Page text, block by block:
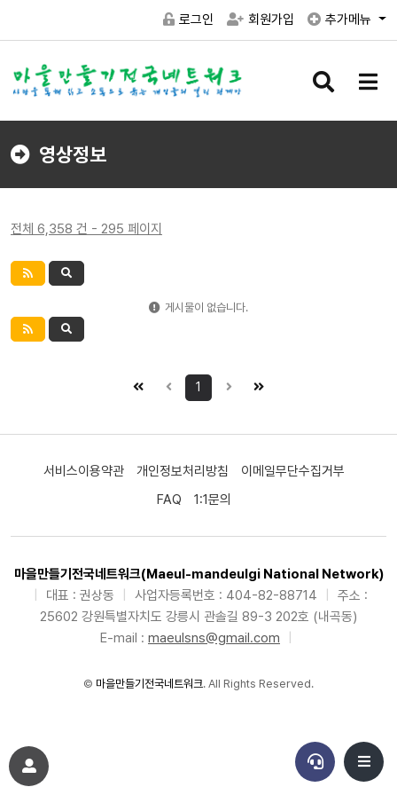
로그인 회원가입 추가메뉴
검
버
메
버
영상정보
전체 6,358 건 - 295 페이지
게시물이 없습니다.
1
서비스이용약관 개인정보처리방침
이메일무단수집거부
FAQ
1:1문의
마을만들기전국네트워크(Maeul-mandeulgi National Network)
대표 : 권상동 사업자등록번호 : 404-82-88714
주소 :
25602 강원특별자치도 강릉시 관솔길 89-3 202호 (내곡동)
E-mail : maeulsns@gmail.com
© 마을만들기전국네트워크. All Rights Reserved.